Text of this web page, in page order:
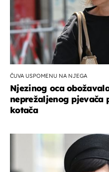
ČUVA USPOMENU NA NJEGA
Njezinog oca
neprežaljenog pjevača
kotača